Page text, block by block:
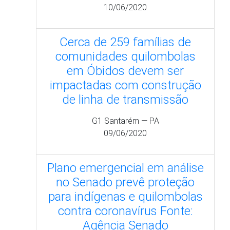
10/06/2020
Cerca de 259 famílias de
comunidades quilombolas
em Óbidos devem ser
impactadas com construção
de linha de transmissão
G1 Santarém — PA
09/06/2020
Plano emergencial em análise
no Senado prevê proteção
para indígenas e quilombolas
contra coronavírus Fonte:
Agência Senado